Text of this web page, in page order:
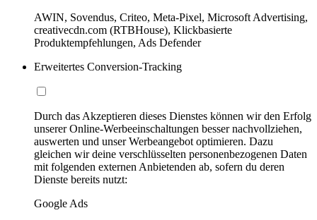
AWIN, Sovendus, Criteo, Meta-Pixel, Microsoft Advertising,
creativecdn.com (RTBHouse), Klickbasierte
Produktempfehlungen, Ads Defender
Erweitertes Conversion-Tracking
Durch das Akzeptieren dieses Dienstes können wir den Erfolg
unserer Online-Werbeeinschaltungen besser nachvollziehen,
auswerten und unser Werbeangebot optimieren. Dazu
gleichen wir deine verschlüsselten personenbezogenen Daten
mit folgenden externen Anbietenden ab, sofern du deren
Dienste bereits nutzt:
Google Ads